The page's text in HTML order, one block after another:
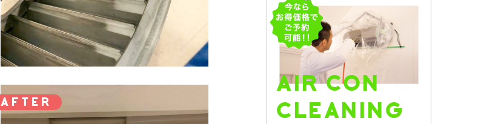
AFTER
AIR CON
CLEANING